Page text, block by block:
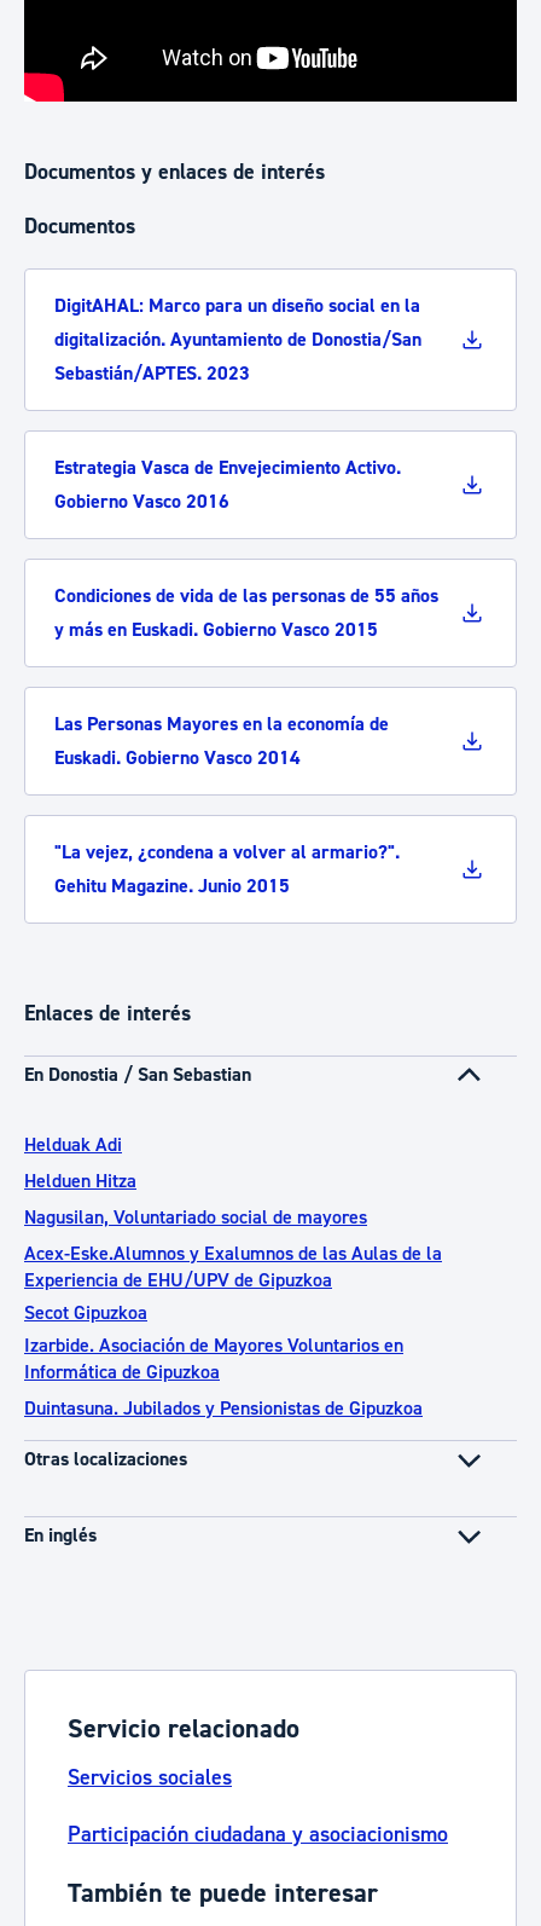
Documentos y enlaces de interés
Documentos
DigitAHAL: Marco para un diseño social en la
digitalización. Ayuntamiento de Donostia/San
Sebastián/APTES. 2023
Estrategia Vasca de Envejecimiento Activo.
Gobierno Vasco 2016
Condiciones de vida de las personas de 55 años
y más en Euskadi. Gobierno Vasco 2015
Las Personas Mayores en la economía de
Euskadi. Gobierno Vasco 2014
"La vejez, ¿condena a volver al armario?".
Gehitu Magazine. Junio 2015
Enlaces de interés
En Donostia / San Sebastian
Helduak Adi
Helduen Hitza
Nagusilan, Voluntariado social de mayores
Acex-Eske.Alumnos y Exalumnos de las Aulas de la
Experiencia de EHU/UPV de Gipuzkoa
Secot Gipuzkoa
Izarbide. Asociación de Mayores Voluntarios en
Informática de Gipuzkoa
Duintasuna. Jubilados y Pensionistas de Gipuzkoa
Otras localizaciones
En inglés
Servicio relacionado
Servicios sociales
Participación ciudadana y asociacionismo
También te puede interesar